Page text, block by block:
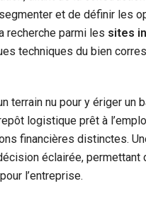
et de définir les
recherche parmi les sites
techniques du bien
terrain nu pour y ériger
logistique prêt à
financières distinctes.
éclairée, permettant
l’entreprise.